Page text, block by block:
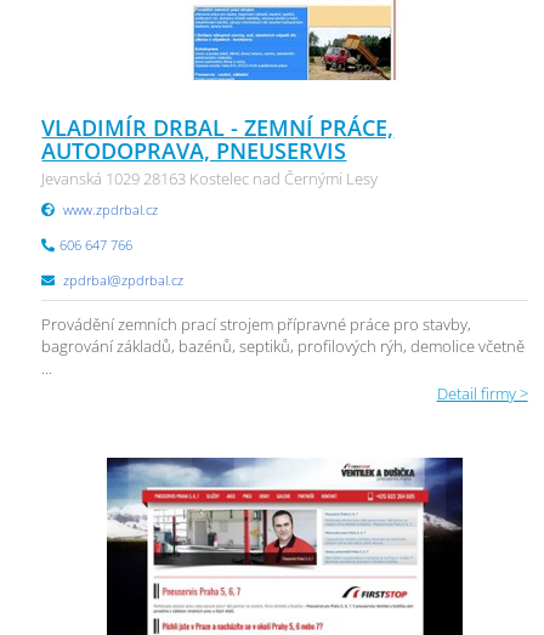
VLADIMÍR DRBAL - ZEMNÍ PRÁCE,
AUTODOPRAVA, PNEUSERVIS
Jevanská 1029 28163 Kostelec nad Černými Lesy
www.zpdrbal.cz
606 647 766
zpdrbal@zpdrbal.cz
Provádění zemních prací strojem přípravné práce pro stavby,
bagrování základů, bazénů, septiků, profilových rýh, demolice včetně
...
Detail firmy >